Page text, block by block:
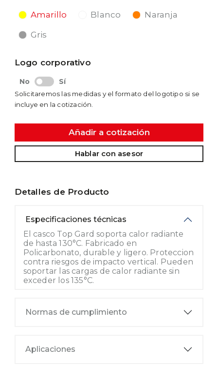
Amarillo Blanco Naranja
Gris
Logo corporativo
No Sí
Solicitaremos las medidas y el formato del logotipo si se
incluye en la cotización.
Añadir a cotización
Hablar con asesor
Detalles de Producto
Especificaciones técnicas
El casco Top Gard soporta calor radiante
de hasta 130°C. Fabricado en
Policarbonato, durable y ligero. Proteccion
contra riesgos de impacto vertical. Pueden
soportar las cargas de calor radiante sin
exceder los 135°C.
Normas de cumplimiento
Aplicaciones